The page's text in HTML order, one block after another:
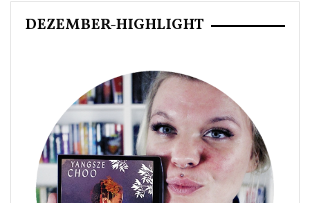
DEZEMBER-HIGHLIGHT